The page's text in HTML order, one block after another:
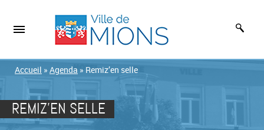
Accueil » Agenda » Remiz’en selle
REMIZ’EN SELLE